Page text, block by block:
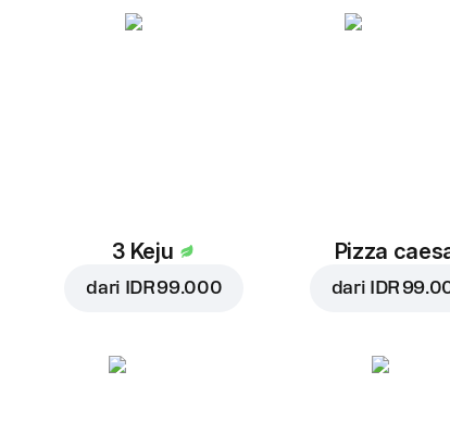
3 Keju
dari IDR 99.000
Pizza
dari IDR